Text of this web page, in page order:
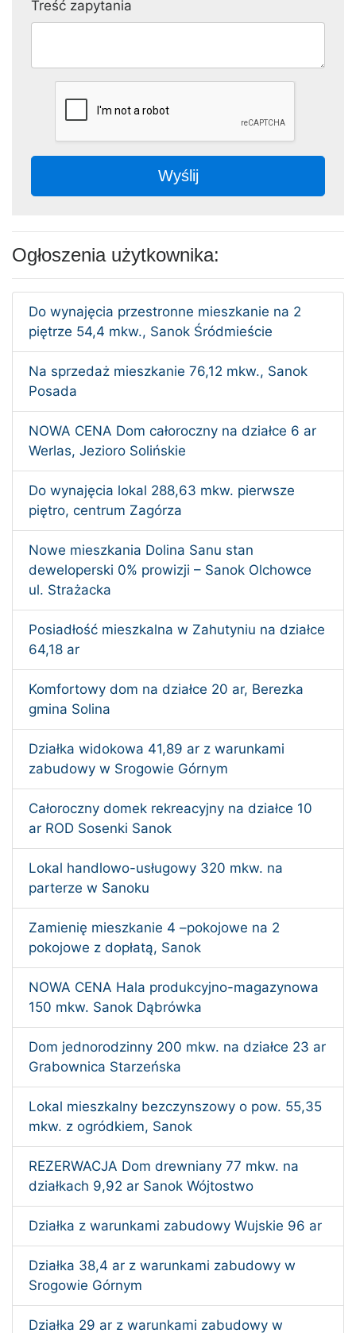
Treść zapytania
Wyślij
Ogłoszenia użytkownika:
Do wynajęcia przestronne mieszkanie na 2
piętrze 54,4 mkw., Sanok Śródmieście
Na sprzedaż mieszkanie 76,12 mkw., Sanok
Posada
NOWA CENA Dom całoroczny na działce 6 ar
Werlas, Jezioro Solińskie
Do wynajęcia lokal 288,63 mkw. pierwsze
piętro, centrum Zagórza
Nowe mieszkania Dolina Sanu stan
deweloperski 0% prowizji – Sanok Olchowce
ul. Strażacka
Posiadłość mieszkalna w Zahutyniu na działce
64,18 ar
Komfortowy dom na działce 20 ar, Berezka
gmina Solina
Działka widokowa 41,89 ar z warunkami
zabudowy w Srogowie Górnym
Całoroczny domek rekreacyjny na działce 10
ar ROD Sosenki Sanok
Lokal handlowo-usługowy 320 mkw. na
parterze w Sanoku
Zamienię mieszkanie 4 –pokojowe na 2
pokojowe z dopłatą, Sanok
NOWA CENA Hala produkcyjno-magazynowa
150 mkw. Sanok Dąbrówka
Dom jednorodzinny 200 mkw. na działce 23 ar
Grabownica Starzeńska
Lokal mieszkalny bezczynszowy o pow. 55,35
mkw. z ogródkiem, Sanok
REZERWACJA Dom drewniany 77 mkw. na
działkach 9,92 ar Sanok Wójtostwo
Działka z warunkami zabudowy Wujskie 96 ar
Działka 38,4 ar z warunkami zabudowy w
Srogowie Górnym
Działka 29 ar z warunkami zabudowy w